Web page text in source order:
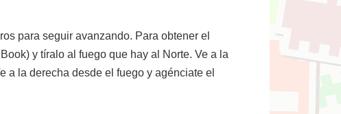
para seguir avanzando. Para obtener el
y tíralo al fuego que hay al Norte. Ve a la
a la derecha desde el fuego y agénciate el